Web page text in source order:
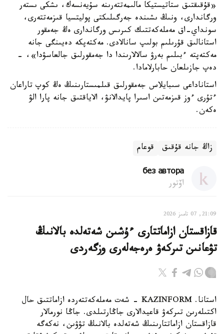
«قۇقىقتىق ستاتيستيكا مالىمەتتەرىنە سۇيەنسەك، ىشكى ىستەر
ورگاندارى، ونىڭ ىشىندە جەرگىلىكتى پوليتسيا قىزمەتتەرى،
سونداي-اق مەملەكەتتىك كىرىس ورگاندارى ەڭ جەمقور
استانالىق قۇرىلىم بولىپ سانالادى. مەكتەپكە دەيىنگى جانە
مەكتەپتە ءبىلىم بەرۋ سالالارىندا دا جەمقورلىق جالعاسۋدا»، -
دەپ جازىلعان حابارلامادا.
استاناداعى سىبايلاس جەمقورلىق قىلمىستارىنىڭ ەڭ كوپ تاراعان
ءتۇرى ءوز قىزمەتىن اسىرا پايدالانۋ، الاياقتىق جانە پارا الۋ
ەكەن.
زاڭ جانە قۇقىق قوعام
без автора
اۆتور
21:09, 07 تامىز 2026
قازاقستان ازاماتتارى ءۇشىن شەتەلدە بالانىڭ
تۋعانىن تىركەۋ ەرەجەلەرى وزگەردى
استانا. KAZINFORM - شەت مەملەكەتتەردە ازاماتتىق حال
اكتىلەرىن تىركەۋ قاعيدالارى جاڭارتىلدى. جاڭا نورمالار
قازاقستان ازاماتتارىنىڭ شەتەلدە بالانىڭ تۋۋىن، نەكەگە